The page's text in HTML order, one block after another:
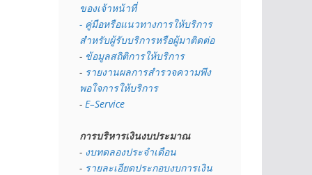
ของเจ้าหน้าที่
- คู่มือหรือแนวทางการให้บริการ
สำหรับผู้รับบริการหรือผู้มาติดต่อ
- ข้อมูลสถิติการให้บริการ
- รายงานผลการสำรวจความพึง
พอใจการให้บริการ
- E–Service
การบริหารเงินงบประมาณ
- งบทดลองประจำเดือน
- รายละเอียดประกอบงบการเงิน